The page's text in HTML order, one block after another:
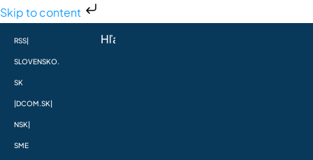
Skip to content
RSS|
SLOVENSKO.
SK
|DCOM.SK|
NSK|
SME